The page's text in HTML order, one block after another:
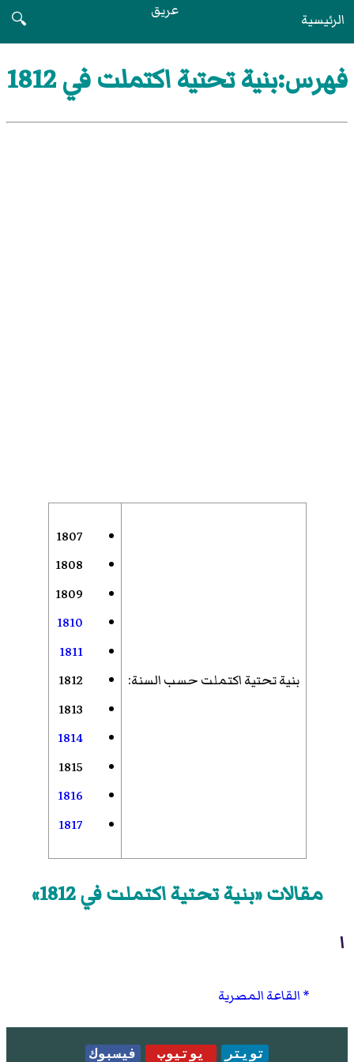
الرئيسية عريق
🔍
فهرس:بنية تحتية اكتملت في 1812
بنية تحتية اكتملت حسب السنة:
1807
1808
1809
1810
1811
1812
1813
1814
1815
1816
1817
مقالات «بنية تحتية اكتملت في 1812»
ا
القاعة المصرية
تويتر يوتيوب فيسبوك